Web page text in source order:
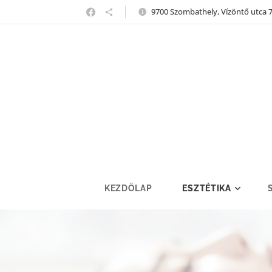
9700 Szombathely, Vízöntő utca
KEZDŐLAP ESZTÉTIKA